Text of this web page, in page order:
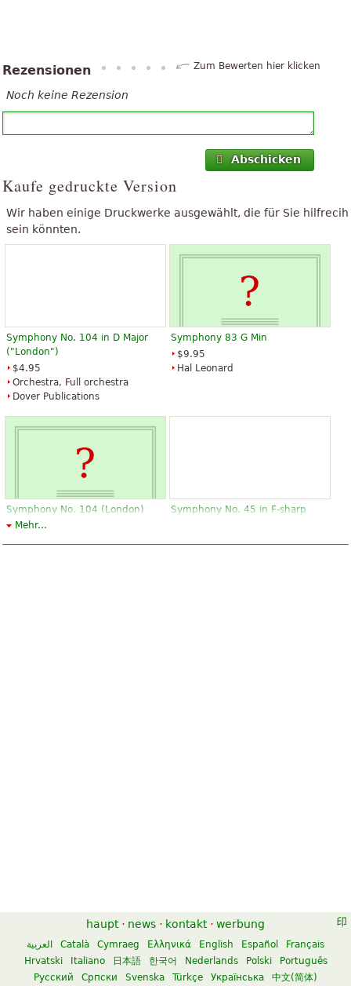
Rezensionen Zum Bewerten hier klicken
Noch keine Rezension
Abschicken
Kaufe gedruckte Version
Wir haben einige Druckwerke ausgewählt, die für Sie hilfrecih
sein könnten.
Symphony No. 104 in D Major
("London")
$4.95
Orchestra, Full orchestra
Dover Publications
Symphony 83 G Min
$9.95
Hal Leonard
Symphony No. 104 (London)
$9.95
Symphony No. 45 in F-sharp
Clarinet
Baerenreiter
Mehr...
haupt · news · kontakt · werbung
العربية Català Cymraeg Ελληνικά English Español
Français
Hrvatski
Italiano 日本語 한국어 Nederlands Polski
Português
Русский
Српски Svenska Türkçe Українська 中文(简体)